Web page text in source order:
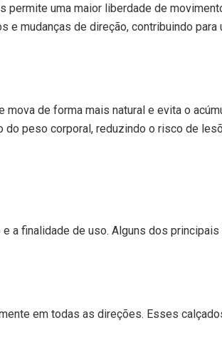
uma maior liberdade de
mudanças de direção, contribuindo
de forma mais natural e evita o
peso corporal, reduzindo o risco de
a finalidade de uso. Alguns dos
em todas as direções. Esses